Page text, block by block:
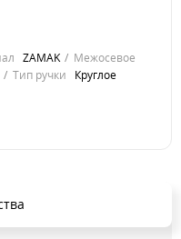
ZAMAK
Межосевое
Тип ручки
Круглое